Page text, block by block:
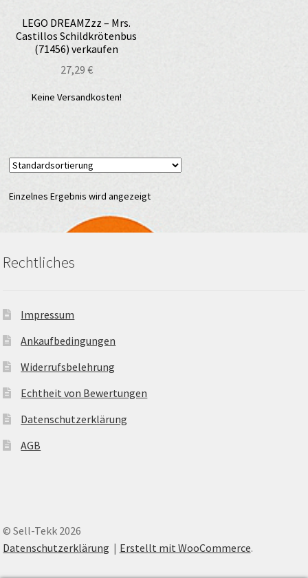
LEGO DREAMZzz – Mrs.
Castillos Schildkrötenbus
(71456) verkaufen
27,29 €
Keine Versandkosten!
Einzelnes Ergebnis wird angezeigt
Rechtliches
Impressum
Ankaufbedingungen
Widerrufsbelehrung
Echtheit von Bewertungen
Datenschutzerklärung
AGB
© Sell-Tekk 2026
Datenschutzerklärung
Erstellt mit WooCommerce.